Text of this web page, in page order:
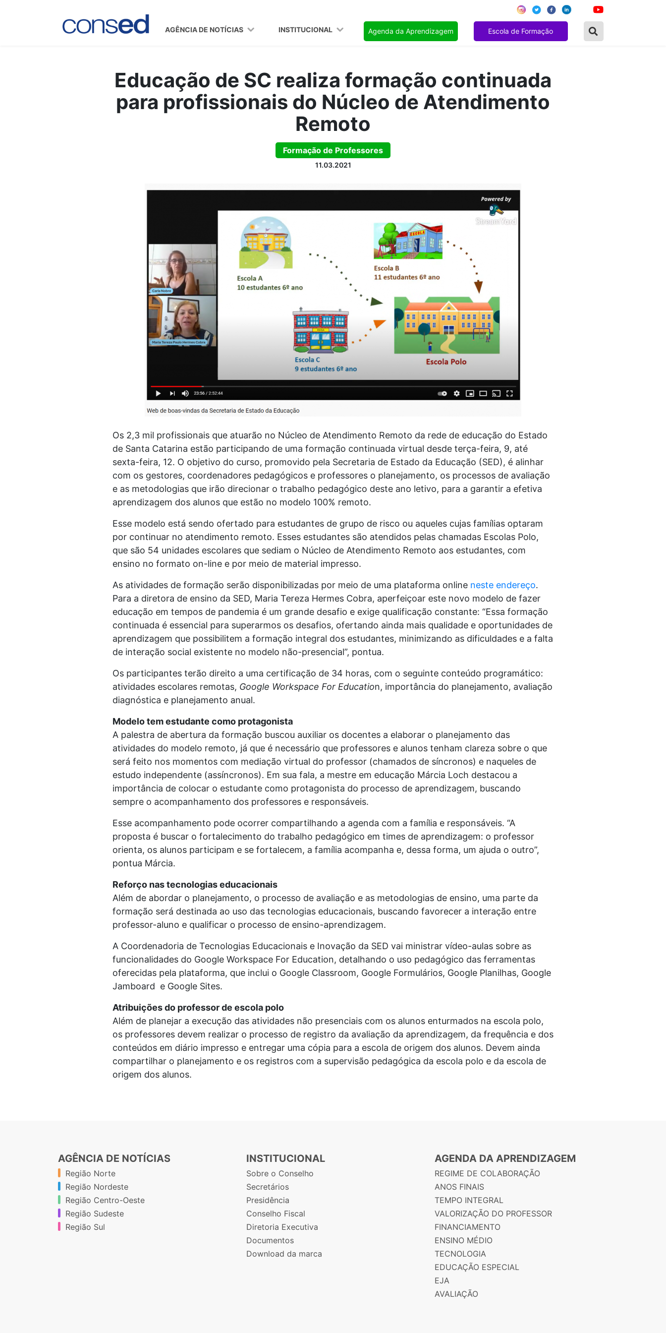
AGÊNCIA DE NOTÍCIAS INSTITUCIONAL Agenda da Aprendizagem Escola de Formação
Educação de SC realiza formação continuada
para profissionais do Núcleo de Atendimento
Remoto
Formação de Professores
11.03.2021
Os 2,3 mil profissionais que atuarão no Núcleo de Atendimento Remoto da rede de educação do Estado
de Santa Catarina estão participando de uma formação continuada virtual desde terça-feira, 9, até
sexta-feira, 12. O objetivo do curso, promovido pela Secretaria de Estado da Educação (SED), é alinhar
com os gestores, coordenadores pedagógicos e professores o planejamento, os processos de avaliação
e as metodologias que irão direcionar o trabalho pedagógico deste ano letivo, para a garantir a efetiva
aprendizagem dos alunos que estão no modelo 100% remoto.
Esse modelo está sendo ofertado para estudantes de grupo de risco ou aqueles cujas famílias optaram
por continuar no atendimento remoto. Esses estudantes são atendidos pelas chamadas Escolas Polo,
que são 54 unidades escolares que sediam o Núcleo de Atendimento Remoto aos estudantes, com
ensino no formato on-line e por meio de material impresso.
As atividades de formação serão disponibilizadas por meio de uma plataforma online neste endereço.
Para a diretora de ensino da SED, Maria Tereza Hermes Cobra, aperfeiçoar este novo modelo de fazer
educação em tempos de pandemia é um grande desafio e exige qualificação constante: “Essa formação
continuada é essencial para superarmos os desafios, ofertando ainda mais qualidade e oportunidades de
aprendizagem que possibilitem a formação integral dos estudantes, minimizando as dificuldades e a falta
de interação social existente no modelo não-presencial”, pontua.
Os participantes terão direito a uma certificação de 34 horas, com o seguinte conteúdo programático:
atividades escolares remotas, Google Workspace For Education, importância do planejamento, avaliação
diagnóstica e planejamento anual.
Modelo tem estudante como protagonista
A palestra de abertura da formação buscou auxiliar os docentes a elaborar o planejamento das
atividades do modelo remoto, já que é necessário que professores e alunos tenham clareza sobre o que
será feito nos momentos com mediação virtual do professor (chamados de síncronos) e naqueles de
estudo independente (assíncronos). Em sua fala, a mestre em educação Márcia Loch destacou a
importância de colocar o estudante como protagonista do processo de aprendizagem, buscando
sempre o acompanhamento dos professores e responsáveis.
Esse acompanhamento pode ocorrer compartilhando a agenda com a família e responsáveis. “A
proposta é buscar o fortalecimento do trabalho pedagógico em times de aprendizagem: o professor
orienta, os alunos participam e se fortalecem, a família acompanha e, dessa forma, um ajuda o outro”,
pontua Márcia.
Reforço nas tecnologias educacionais
Além de abordar o planejamento, o processo de avaliação e as metodologias de ensino, uma parte da
formação será destinada ao uso das tecnologias educacionais, buscando favorecer a interação entre
professor-aluno e qualificar o processo de ensino-aprendizagem.
A Coordenadoria de Tecnologias Educacionais e Inovação da SED vai ministrar vídeo-aulas sobre as
funcionalidades do Google Workspace For Education, detalhando o uso pedagógico das ferramentas
oferecidas pela plataforma, que inclui o Google Classroom, Google Formulários, Google Planilhas, Google
Jamboard e Google Sites.
Atribuições do professor de escola polo
Além de planejar a execução das atividades não presenciais com os alunos enturmados na escola polo,
os professores devem realizar o processo de registro da avaliação da aprendizagem, da frequência e dos
conteúdos em diário impresso e entregar uma cópia para a escola de origem dos alunos. Devem ainda
compartilhar o planejamento e os registros com a supervisão pedagógica da escola polo e da escola de
origem dos alunos.
AGÊNCIA DE NOTÍCIAS
Região Norte
Região Nordeste
Região Centro-Oeste
Região Sudeste
Região Sul
INSTITUCIONAL
Sobre o Conselho
Secretários
Presidência
Conselho Fiscal
Diretoria Executiva
Documentos
Download da marca
AGENDA DA APRENDIZAGEM
REGIME DE COLABORAÇÃO
ANOS FINAIS
TEMPO INTEGRAL
VALORIZAÇÃO DO PROFESSOR
FINANCIAMENTO
ENSINO MÉDIO
TECNOLOGIA
EDUCAÇÃO ESPECIAL
EJA
AVALIAÇÃO